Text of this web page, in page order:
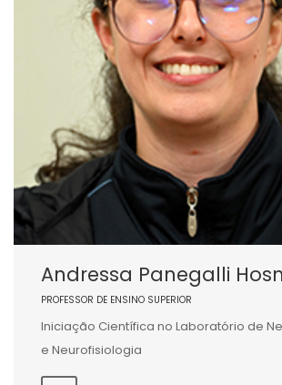
Andressa Panegalli
PROFESSOR DE ENSINO SUPERIOR
Iniciação Científica no Laboratório de
e Neurofisiologia